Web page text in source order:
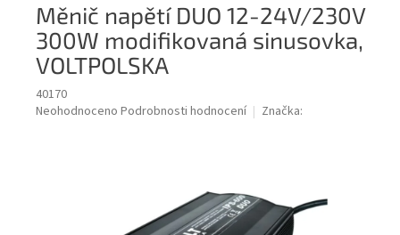
Měnič napětí DUO 12-24V/230V
300W modifikovaná sinusovka,
VOLTPOLSKA
40170
Průměrné
Neohodnoceno Podrobnosti hodnocení Značka: